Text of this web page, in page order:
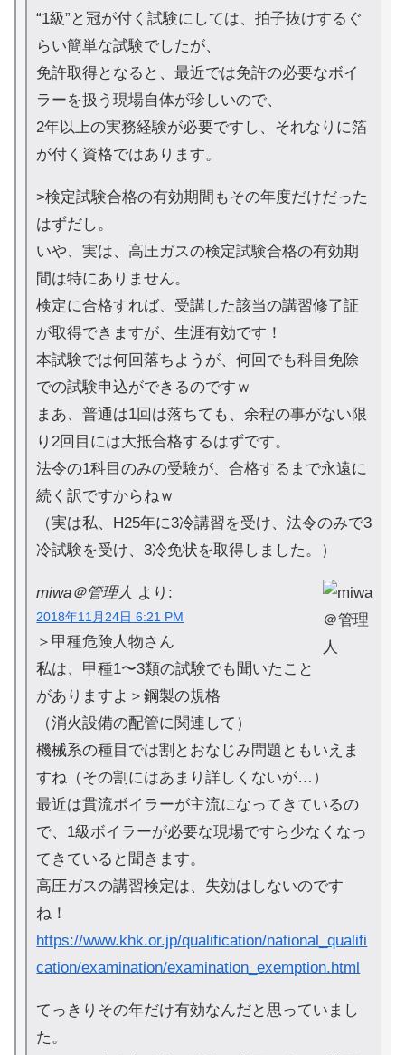
“1級”と冠が付く試験にしては、拍子抜けするぐ
らい簡単な試験でしたが、
免許取得となると、最近では免許の必要なボイ
ラーを扱う現場自体が珍しいので、
2年以上の実務経験が必要ですし、それなりに箔
が付く資格ではあります。
>検定試験合格の有効期間もその年度だけだった
はずだし。
いや、実は、高圧ガスの検定試験合格の有効期
間は特にありません。
検定に合格すれば、受講した該当の講習修了証
が取得できますが、生涯有効です！
本試験では何回落ちようが、何回でも科目免除
での試験申込ができるのですｗ
まあ、普通は1回は落ちても、余程の事がない限
り2回目には大抵合格するはずです。
法令の1科目のみの受験が、合格するまで永遠に
続く訳ですからねｗ
（実は私、H25年に3冷講習を受け、法令のみで3
冷試験を受け、3冷免状を取得しました。）
miwa＠管理人 より:
2018年11月24日 6:21 PM
＞甲種危険人物さん
私は、甲種1〜3類の試験でも聞いたこと
がありますよ＞鋼製の規格
（消火設備の配管に関連して）
機械系の種目では割とおなじみ問題ともいえま
すね（その割にはあまり詳しくないが…）
最近は貫流ボイラーが主流になってきているの
で、1級ボイラーが必要な現場ですら少なくなっ
てきていると聞きます。
高圧ガスの講習検定は、失効はしないのです
ね！
https://www.khk.or.jp/qualification/national_qualifi
cation/examination/examination_exemption.html
てっきりその年だけ有効なんだと思っていまし
た。